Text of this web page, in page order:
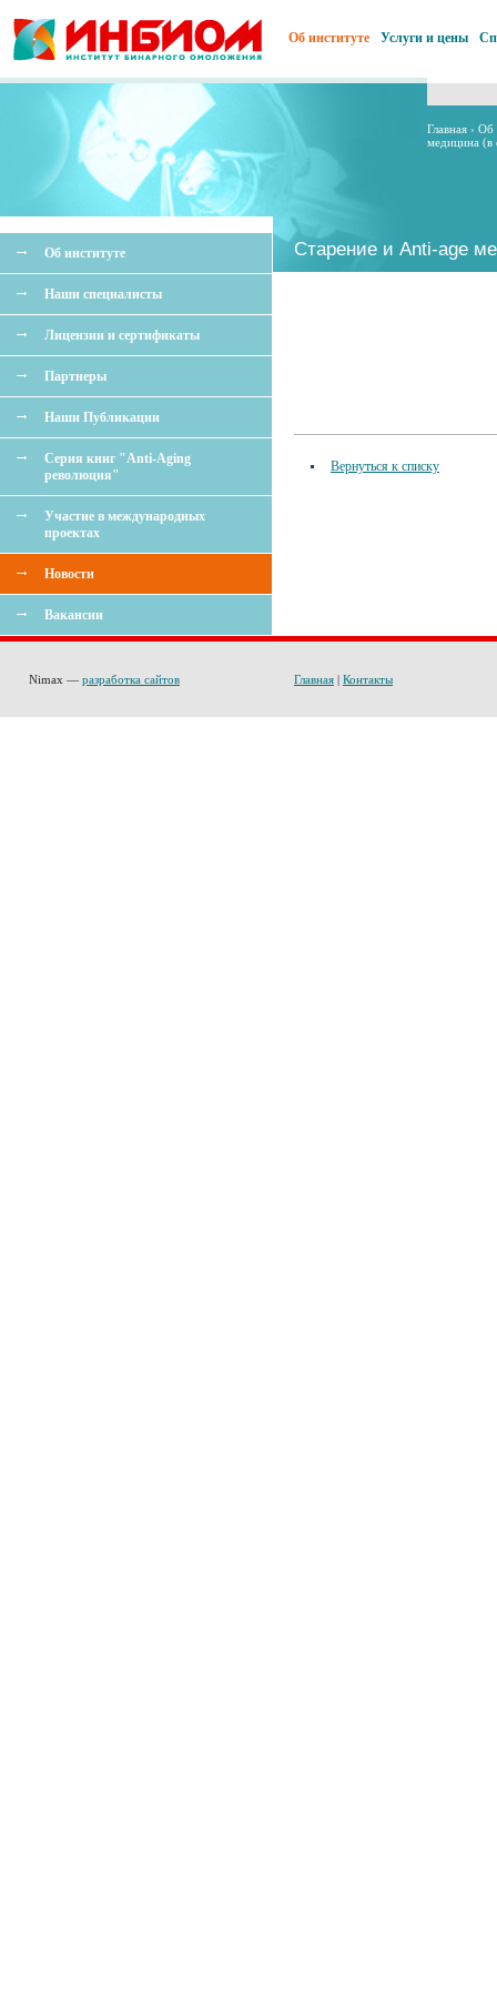
Об институте Услуги и цены
Об институте
Наши специалисты
Лицензии и сертификаты
Партнеры
Наши Публикации
Серия книг "Anti-Aging
революция"
Участие в международных
проектах
Новости
Вакансии
Главная › Об
медицина (в
Старение и Anti-age
Вернуться к списку
Nimax — разработка сайтов Главная | Контакты